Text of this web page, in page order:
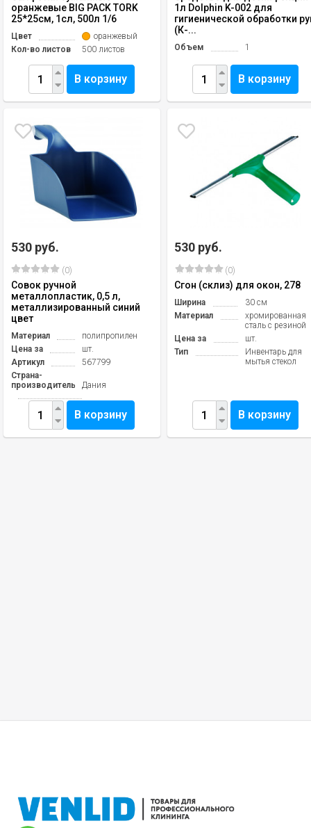
оранжевые BIG PACK TORK
25*25см, 1сл, 500л 1/6
Цвет
оранжевый
Кол-во листов
500 листов
В корзину
1л Dolphin K-002 для
гигиенической обработки
(К-...
Объем 1
В корзину
530 руб.
(0)
Совок ручной
металлопластик, 0,5 л,
металлизированный синий
цвет
Материал
полипропилен
Цена за
шт.
Артикул
567799
Страна-
производитель
Дания
В корзину
530 руб.
(0)
Сгон (склиз) для окон, 278
Ширина
30 см
Материал
хромированная
сталь с резиной
Цена за
шт.
Тип
Инвентарь для
мытья стекол
В корзину